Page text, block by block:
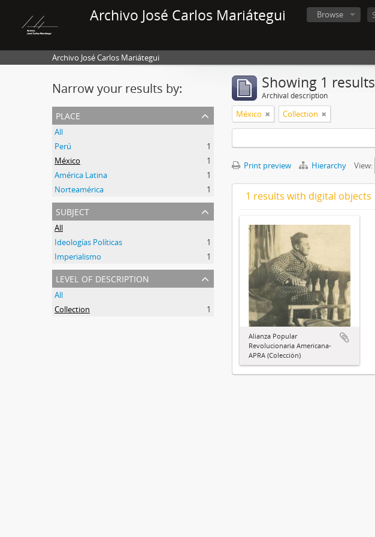
Archivo José Carlos Mariátegui Browse
Archivo José Carlos Mariátegui
Narrow your results by:
place
All
Perú
1
México
1
América Latina
1
Norteamérica
1
subject
All
Ideologías Políticas
1
Imperialismo
1
level of description
All
Collection
1
Showing 1 results
Archival description
México Collection
Print preview Hierarchy View:
1 results with digital objects
Alianza Popular
Revolucionaria Americana-
APRA (Colección)